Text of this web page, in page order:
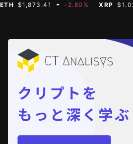
$1,873.41 -2.80% XRP $1.02